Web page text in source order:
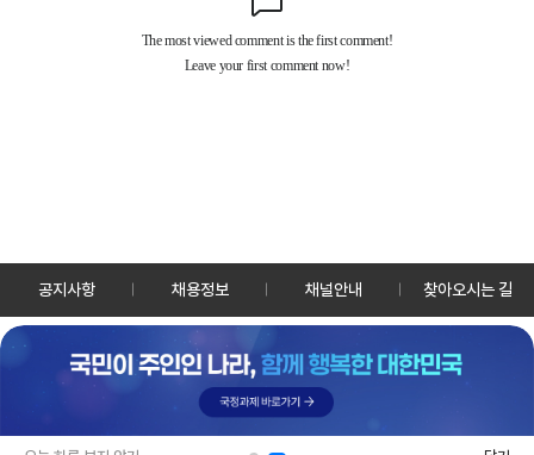
공지사항 채용정보 채널안내 찾아오시는 길
30128 세종특별자치시 정부2청사로 13 한국정책방송원 KTV
TEL: 044-204-8000
Copyrightⓒ KTV 국민방송 All Rights Reserved.